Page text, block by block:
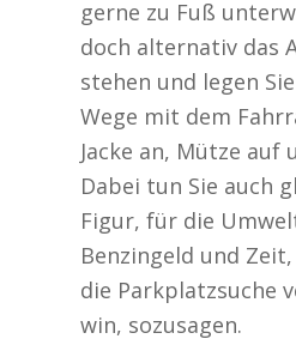
gerne zu Fuß
doch alternativ das
stehen und legen
Wege mit dem
Jacke an, Mütze auf
Dabei tun Sie auch
Figur, für die
Benzingeld und
die Parkplatzsuche
win, sozusagen.